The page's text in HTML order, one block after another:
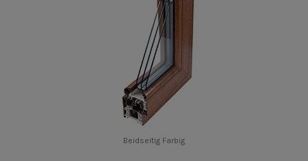
Beidseitig Farbig